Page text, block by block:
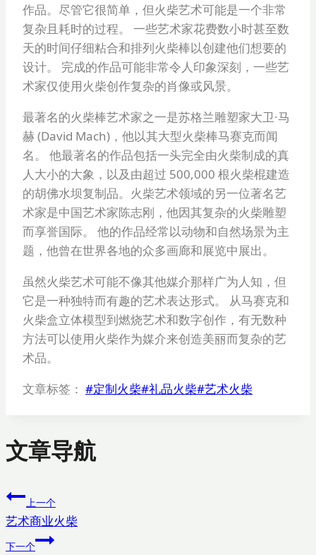
作品。尽管它很简单，但火柴艺术可能是一个非常
复杂且耗时的过程。 一些艺术家花费数小时甚至数
天的时间仔细粘合和排列火柴棒以创建他们想要的
设计。 完成的作品可能非常令人印象深刻，一些艺
术家仅使用火柴创作复杂的肖像或风景。
最著名的火柴棒艺术家之一是苏格兰雕塑家大卫·马
赫 (David Mach)，他以其大型火柴棒马赛克而闻
名。 他最著名的作品包括一头完全由火柴制成的真
人大小的大象，以及由超过 500,000 根火柴棍建造
的胡佛水坝复制品。火柴艺术领域的另一位著名艺
术家是中国艺术家陈志刚，他因其复杂的火柴雕塑
而享誉国际。 他的作品经常以动物和自然场景为主
题，他曾在世界各地的众多画廊和展览中展出。
虽然火柴艺术可能不像其他媒介那样广为人知，但
它是一种独特而有趣的艺术表达形式。 从马赛克和
火柴盒立体模型到燃烧艺术和数字创作，有无数种
方法可以使用火柴作为媒介来创造美丽而复杂的艺
术品。
文章标签： #定制火柴#礼品火柴#艺术火柴
文章导航
上一个
艺术商业火柴
下一个